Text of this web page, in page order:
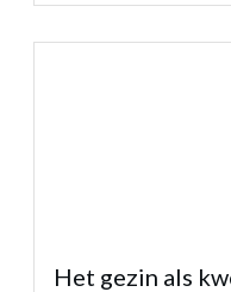
Het gezin als